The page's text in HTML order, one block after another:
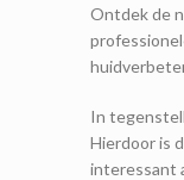
Ontdek de
In
Hierdoor is
interessant